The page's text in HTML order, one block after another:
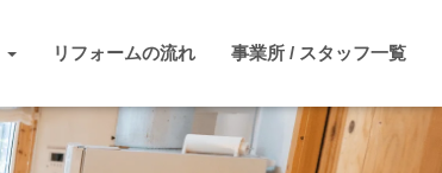
リフォームの流れ 事業所 / スタッフ一覧